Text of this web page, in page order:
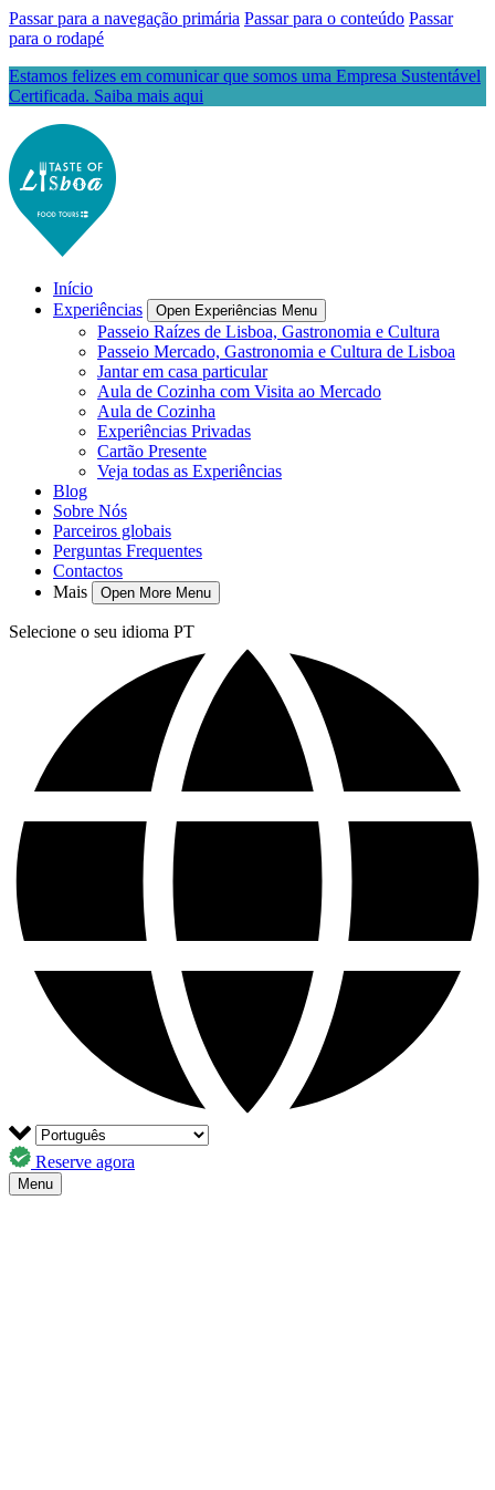
Passar para a navegação primária Passar para o conteúdo Passar
para o rodapé
Estamos felizes em comunicar que somos uma Empresa Sustentável
Certificada. Saiba mais aqui
Início
Experiências
Open Experiências Menu
Passeio Raízes de Lisboa, Gastronomia e Cultura
Passeio Mercado, Gastronomia e Cultura de Lisboa
Jantar em casa particular
Aula de Cozinha com Visita ao Mercado
Aula de Cozinha
Experiências Privadas
Cartão Presente
Veja todas as Experiências
Blog
Sobre Nós
Parceiros globais
Perguntas Frequentes
Contactos
Mais
Open More Menu
Selecione o seu idioma PT
Reserve agora
Menu